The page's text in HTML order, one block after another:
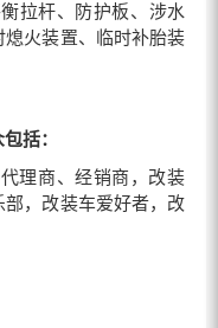
拉杆、防护板、涉水
火装置、临时补胎装
括：
理商、经销商，改装
，改装车爱好者，改